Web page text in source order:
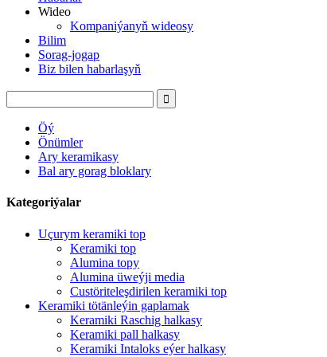
Wideo
Kompaniýanyň wideosy
Bilim
Sorag-jogap
Biz bilen habarlaşyň
Öý
Önümler
Ary keramikasy
Bal ary gorag bloklary
Kategoriýalar
Uçurym keramiki top
Keramiki top
Alumina topy
Alumina üweýji media
Custöriteleşdirilen keramiki top
Keramiki tötänleýin gaplamak
Keramiki Raschig halkasy
Keramiki pall halkasy
Keramiki Intaloks eýer halkasy